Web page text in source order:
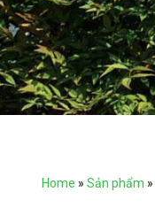
Home » Sản phẩm »